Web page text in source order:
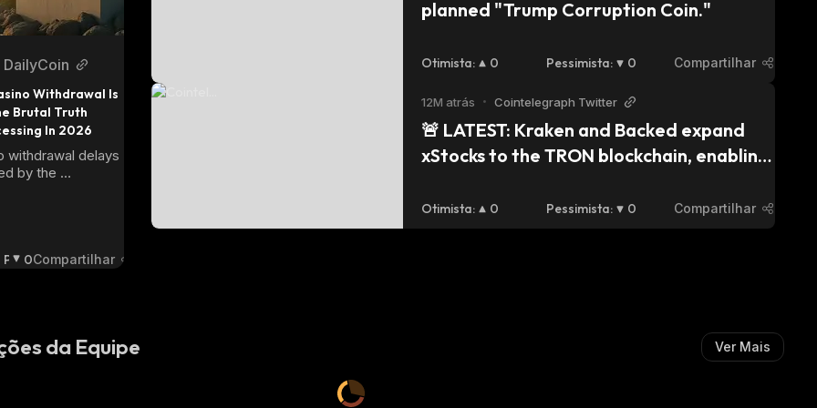
DailyCoin
Withdrawal Is
Brutal Truth
In 2026
withdrawal delays
by the
can get your
P
M
0Compartilhar
planned "Trump Corruption Coin."
Otimista: 0 Pessimista: 0 Compartilhar
12M atrás • Cointelegraph Twitter
🚨 LATEST: Kraken and Backed expand
xStocks to the TRON blockchain, enabling
Otimista: 0 Pessimista: 0 Compartilhar
da Equipe Ver Mais